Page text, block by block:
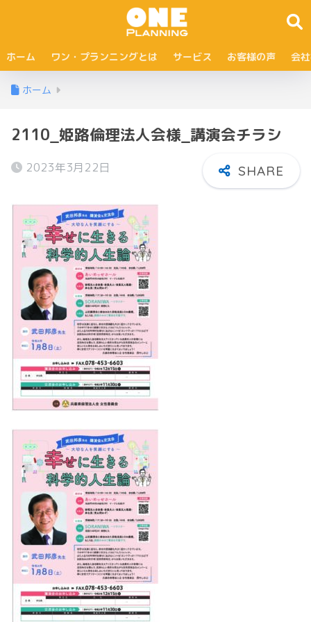
ホーム ワン・プランニングとは サービス お客様の声 会
ホーム
2110_姫路倫理法人会様_講演会チラシ
2023年3月22日